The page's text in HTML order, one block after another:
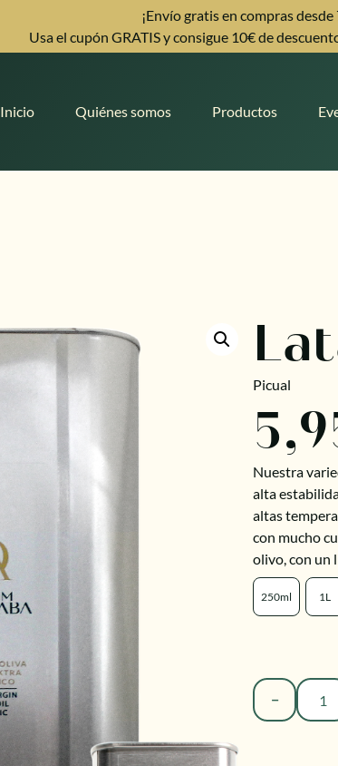
¡Envío gratis en compras desde
Usa el cupón GRATIS y consigue 10€ de
Inicio Quiénes somos Productos
Picual
Nuestra
alta
altas
con mucho
olivo, con un
250ml 1L
−